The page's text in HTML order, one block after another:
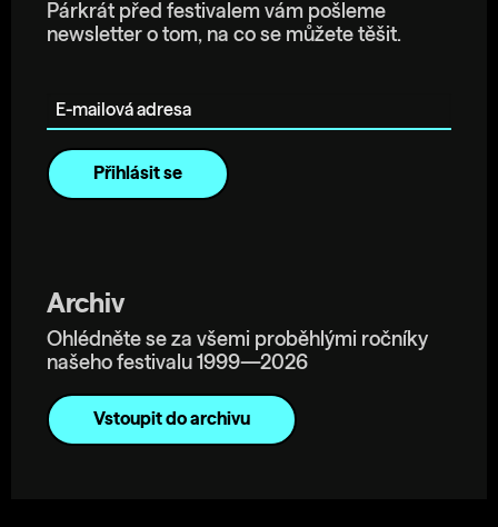
Párkrát před festivalem vám pošleme
newsletter o tom, na co se můžete těšit.
Archiv
Ohlédněte se za všemi proběhlými ročníky
našeho festivalu 1999—2026
Vstoupit do archivu